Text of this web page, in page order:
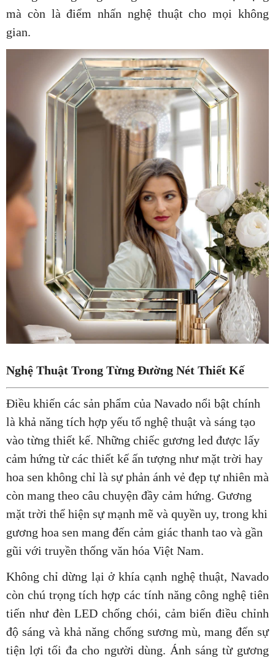
mà còn là điểm nhấn nghệ thuật cho mọi không
gian.
Nghệ Thuật Trong Từng Đường Nét Thiết Kế
Điều khiến các sản phẩm của Navado nổi bật chính
là khả năng tích hợp yếu tố nghệ thuật và sáng tạo
vào từng thiết kế. Những chiếc gương led được lấy
cảm hứng từ các thiết kế ấn tượng như mặt trời hay
hoa sen không chỉ là sự phản ánh vẻ đẹp tự nhiên mà
còn mang theo câu chuyện đầy cảm hứng. Gương
mặt trời thể hiện sự mạnh mẽ và quyền uy, trong khi
gương hoa sen mang đến cảm giác thanh tao và gần
gũi với truyền thống văn hóa Việt Nam.
Không chỉ dừng lại ở khía cạnh nghệ thuật, Navado
còn chú trọng tích hợp các tính năng công nghệ tiên
tiến như đèn LED chống chói, cảm biến điều chỉnh
độ sáng và khả năng chống sương mù, mang đến sự
tiện lợi tối đa cho người dùng. Ánh sáng từ gương